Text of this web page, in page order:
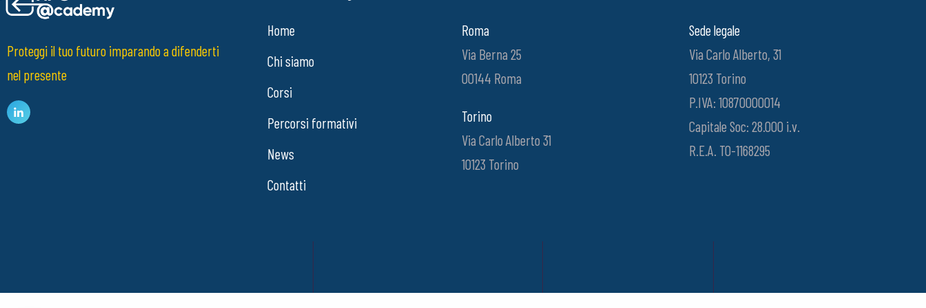
Proteggi il tuo futuro imparando a difenderti
nel presente
Home
Chi siamo
Corsi
Percorsi formativi
News
Contatti
Roma
Via Berna 25
00144 Roma
Torino
Via Carlo Alberto 31
10123 Torino
Sede legale
Via Carlo Alberto, 31
10123 Torino
P.IVA: 10870000014
Capitale Soc: 28.000 i.v.
R.E.A. TO-1168295